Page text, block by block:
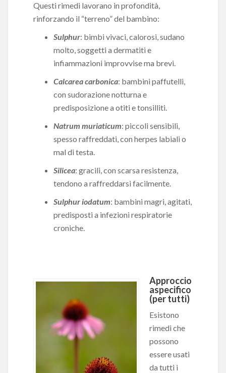
Questi rimedi lavorano in profondità,
rinforzando il “terreno” del bambino:
Sulphur: bimbi vivaci, calorosi, sudano
molto, soggetti a dermatiti e
infiammazioni improvvise ma brevi.
Calcarea carbonica: bambini paffutelli,
con sudorazione notturna e
predisposizione a otiti e tonsilliti.
Natrum muriaticum: piccoli sensibili,
spesso raffreddati, con herpes labiali o
mal di testa.
Silicea: gracili, con scarsa resistenza,
tendono a raffreddarsi facilmente.
Sulphur iodatum: bambini magri, agitati,
predisposti a infezioni respiratorie
croniche.
Approccio
aspecifico
(per tutti)
Esistono
rimedi che
possono
essere usati
da tutti i